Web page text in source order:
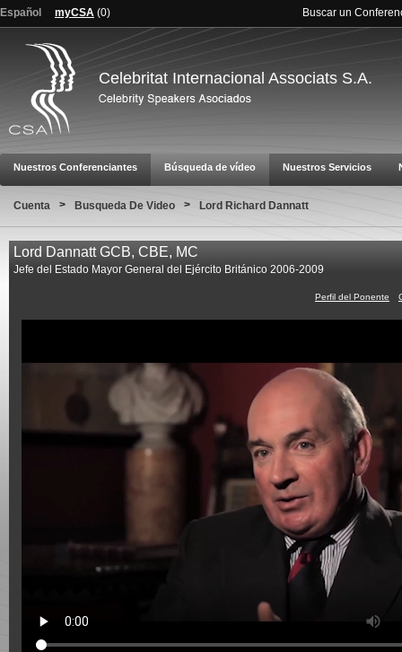
Español myCSA (0) Buscar un
Celebritat Internacional Associats S.A.
Nuestros Conferenciantes Búsqueda de vídeo Nuestros Servicios
Cuenta > Busqueda De Video > Lord Richard Dannatt
Lord Dannatt GCB, CBE, MC
Jefe del Estado Mayor General del Ejército Británico 2006-2009
Perfil del Ponente